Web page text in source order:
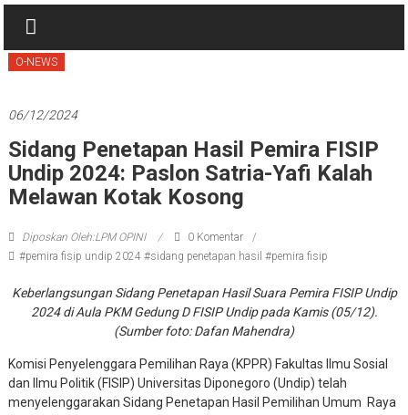
O-NEWS
06/12/2024
Sidang Penetapan Hasil Pemira FISIP
Undip 2024: Paslon Satria-Yafi Kalah
Melawan Kotak Kosong
Diposkan Oleh:LPM OPINI
0 Komentar
#pemira fisip undip 2024 #sidang penetapan hasil #pemira fisip
Keberlangsungan Sidang Penetapan Hasil Suara Pemira FISIP Undip
2024 di Aula PKM Gedung D FISIP Undip pada Kamis (05/12).
(Sumber foto: Dafan Mahendra)
Komisi Penyelenggara Pemilihan Raya (KPPR) Fakultas Ilmu Sosial
dan Ilmu Politik (FISIP) Universitas Diponegoro (Undip) telah
menyelenggarakan Sidang Penetapan Hasil Pemilihan Umum Raya